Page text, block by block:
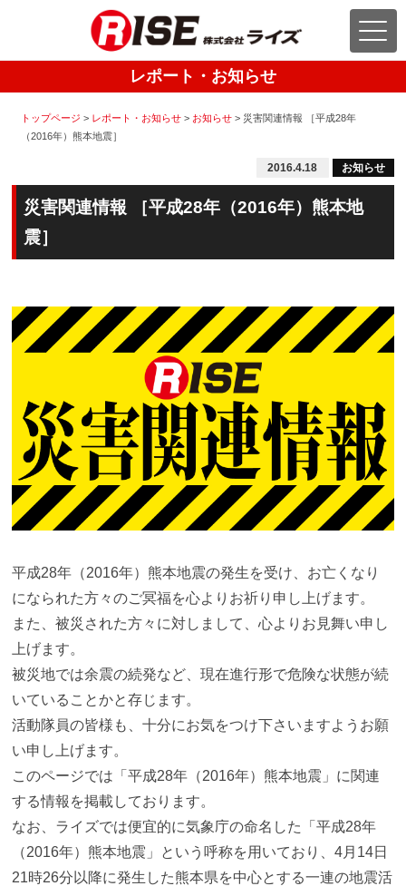
レポート・お知らせ
トップページ > レポート・お知らせ > お知らせ > 災害関連情報 ［平成28年
（2016年）熊本地震］
2016.4.18 お知らせ
災害関連情報 ［平成28年（2016年）熊本地
震］
平成28年（2016年）熊本地震の発生を受け、お亡くなり
になられた方々のご冥福を心よりお祈り申し上げます。
また、被災された方々に対しまして、心よりお見舞い申し
上げます。
被災地では余震の続発など、現在進行形で危険な状態が続
いていることかと存じます。
活動隊員の皆様も、十分にお気をつけ下さいますようお願
い申し上げます。
このページでは「平成28年（2016年）熊本地震」に関連
する情報を掲載しております。
なお、ライズでは便宜的に気象庁の命名した「平成28年
（2016年）熊本地震」という呼称を用いており、4月14日
21時26分以降に発生した熊本県を中心とする一連の地震活